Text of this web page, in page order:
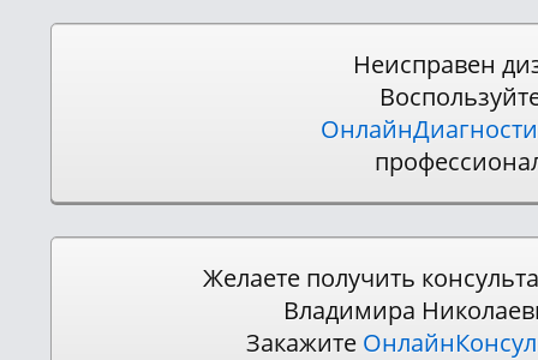
Неисправен
Желаете получить
Владимира
Закажите